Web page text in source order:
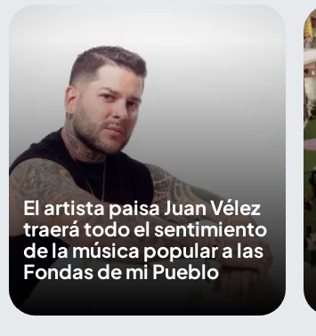
El artista paisa Juan Vélez
traerá todo el sentimiento
de la música popular a las
Fondas de mi Pueblo